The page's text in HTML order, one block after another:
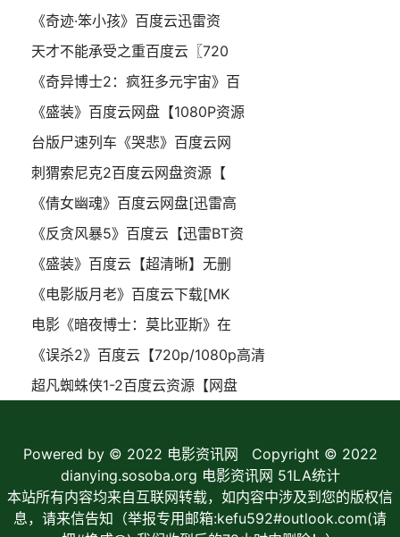
《奇迹·笨小孩》百度云迅雷资
天才不能承受之重百度云〖720
《奇异博士2：疯狂多元宇宙》百
《盛装》百度云网盘【1080P资源
台版尸速列车《哭悲》百度云网
刺猬索尼克2百度云网盘资源【
《倩女幽魂》百度云网盘[迅雷高
《反贪风暴5》百度云【迅雷BT资
《盛装》百度云【超清晰】无删
《电影版月老》百度云下载[MK
电影《暗夜博士：莫比亚斯》在
《误杀2》百度云【720p/1080p高清
超凡蜘蛛侠1-2百度云资源【网盘
Powered by © 2022 电影资讯网 Copyright © 2022
dianying.sosoba.org 电影资讯网 51LA统计
本站所有内容均来自互联网转载，如内容中涉及到您的版权信
息，请来信告知（举报专用邮箱:kefu592#outlook.com(请